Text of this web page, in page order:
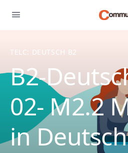
TELC: DEUTSCH B2
B2-
02- M2.2
in